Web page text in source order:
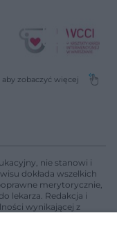
nie stanowi i
dokłada wszelkich
merytorycznie,
lekarza. Redakcja i
wynikającej z